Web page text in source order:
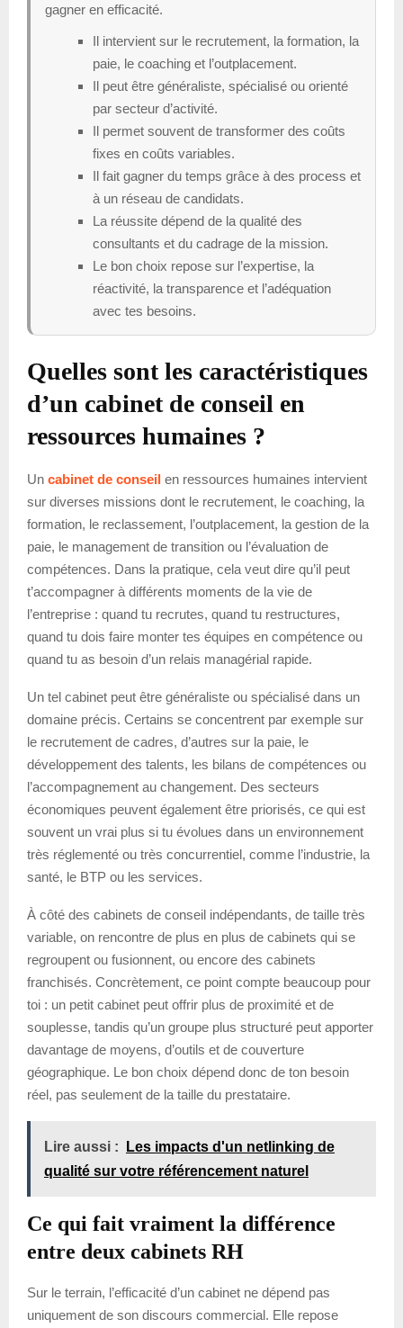
gagner en efficacité.
Il intervient sur le recrutement, la formation, la
paie, le coaching et l’outplacement.
Il peut être généraliste, spécialisé ou orienté
par secteur d’activité.
Il permet souvent de transformer des coûts
fixes en coûts variables.
Il fait gagner du temps grâce à des process et
à un réseau de candidats.
La réussite dépend de la qualité des
consultants et du cadrage de la mission.
Le bon choix repose sur l’expertise, la
réactivité, la transparence et l’adéquation
avec tes besoins.
Quelles sont les caractéristiques
d’un cabinet de conseil en
ressources humaines ?
Un cabinet de conseil en ressources humaines intervient
sur diverses missions dont le recrutement, le coaching, la
formation, le reclassement, l’outplacement, la gestion de la
paie, le management de transition ou l’évaluation de
compétences. Dans la pratique, cela veut dire qu’il peut
t’accompagner à différents moments de la vie de
l’entreprise : quand tu recrutes, quand tu restructures,
quand tu dois faire monter tes équipes en compétence ou
quand tu as besoin d’un relais managérial rapide.
Un tel cabinet peut être généraliste ou spécialisé dans un
domaine précis. Certains se concentrent par exemple sur
le recrutement de cadres, d’autres sur la paie, le
développement des talents, les bilans de compétences ou
l’accompagnement au changement. Des secteurs
économiques peuvent également être priorisés, ce qui est
souvent un vrai plus si tu évolues dans un environnement
très réglementé ou très concurrentiel, comme l’industrie, la
santé, le BTP ou les services.
À côté des cabinets de conseil indépendants, de taille très
variable, on rencontre de plus en plus de cabinets qui se
regroupent ou fusionnent, ou encore des cabinets
franchisés. Concrètement, ce point compte beaucoup pour
toi : un petit cabinet peut offrir plus de proximité et de
souplesse, tandis qu’un groupe plus structuré peut apporter
davantage de moyens, d’outils et de couverture
géographique. Le bon choix dépend donc de ton besoin
réel, pas seulement de la taille du prestataire.
Lire aussi :
Les impacts d'un netlinking de
qualité sur votre référencement naturel
Ce qui fait vraiment la différence
entre deux cabinets RH
Sur le terrain, l’efficacité d’un cabinet ne dépend pas
uniquement de son discours commercial. Elle repose